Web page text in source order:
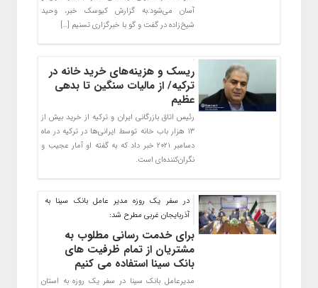
آسان می‌شود.به گزارش کیوسک خبر، وحید
شیخ‌زاده در گفت و گو با خبرگزاری تسنیم […]
ریسک و هزینه‌های خرید خانه در
ترکیه/ از مالیات سنگین تا بدهی
عظیم
رئیس اتاق بازرگانی ایران و ترکیه از خرید بیش از
۱۳ هزار باب خانه توسط ایرانی‌ها در ترکیه در ماه
دسامبر ۲۰۲۱ خبر داد که به گفته او آمار عجیب و
نگران‌کننده‌ای است.
در سفر یک روزه مدیر عامل بانک سینا به
آذربایجان غربی مطرح شد:
برای خدمت رسانی مطلوب به
مشتریان از تمام ظرفیت های
بانک سینا استفاده می کنیم
مدیرعامل بانک سینا در سفر یک روزه به استان